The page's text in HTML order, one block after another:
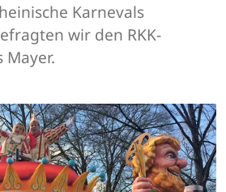
Karnevals
wir den RKK-
Mayer.